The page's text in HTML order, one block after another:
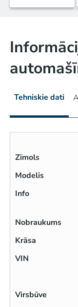
Tehniskie dati
Zīmols
Modelis
Info
Nobraukums
Krāsa
VIN
Virsbūve